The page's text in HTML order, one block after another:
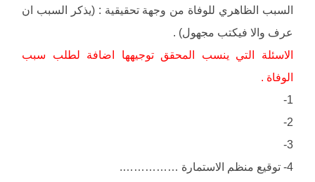
السبب الظاهري للوفاة من وجهة تحقيقية : (يذكر السبب ان
عرف والا فيكتب مجهول) .
الاسئلة التي ينسب المحقق توجيهها اضافة لطلب سبب
الوفاة .
1-
2-
3-
4- توقيع منظم الاستمارة …………….